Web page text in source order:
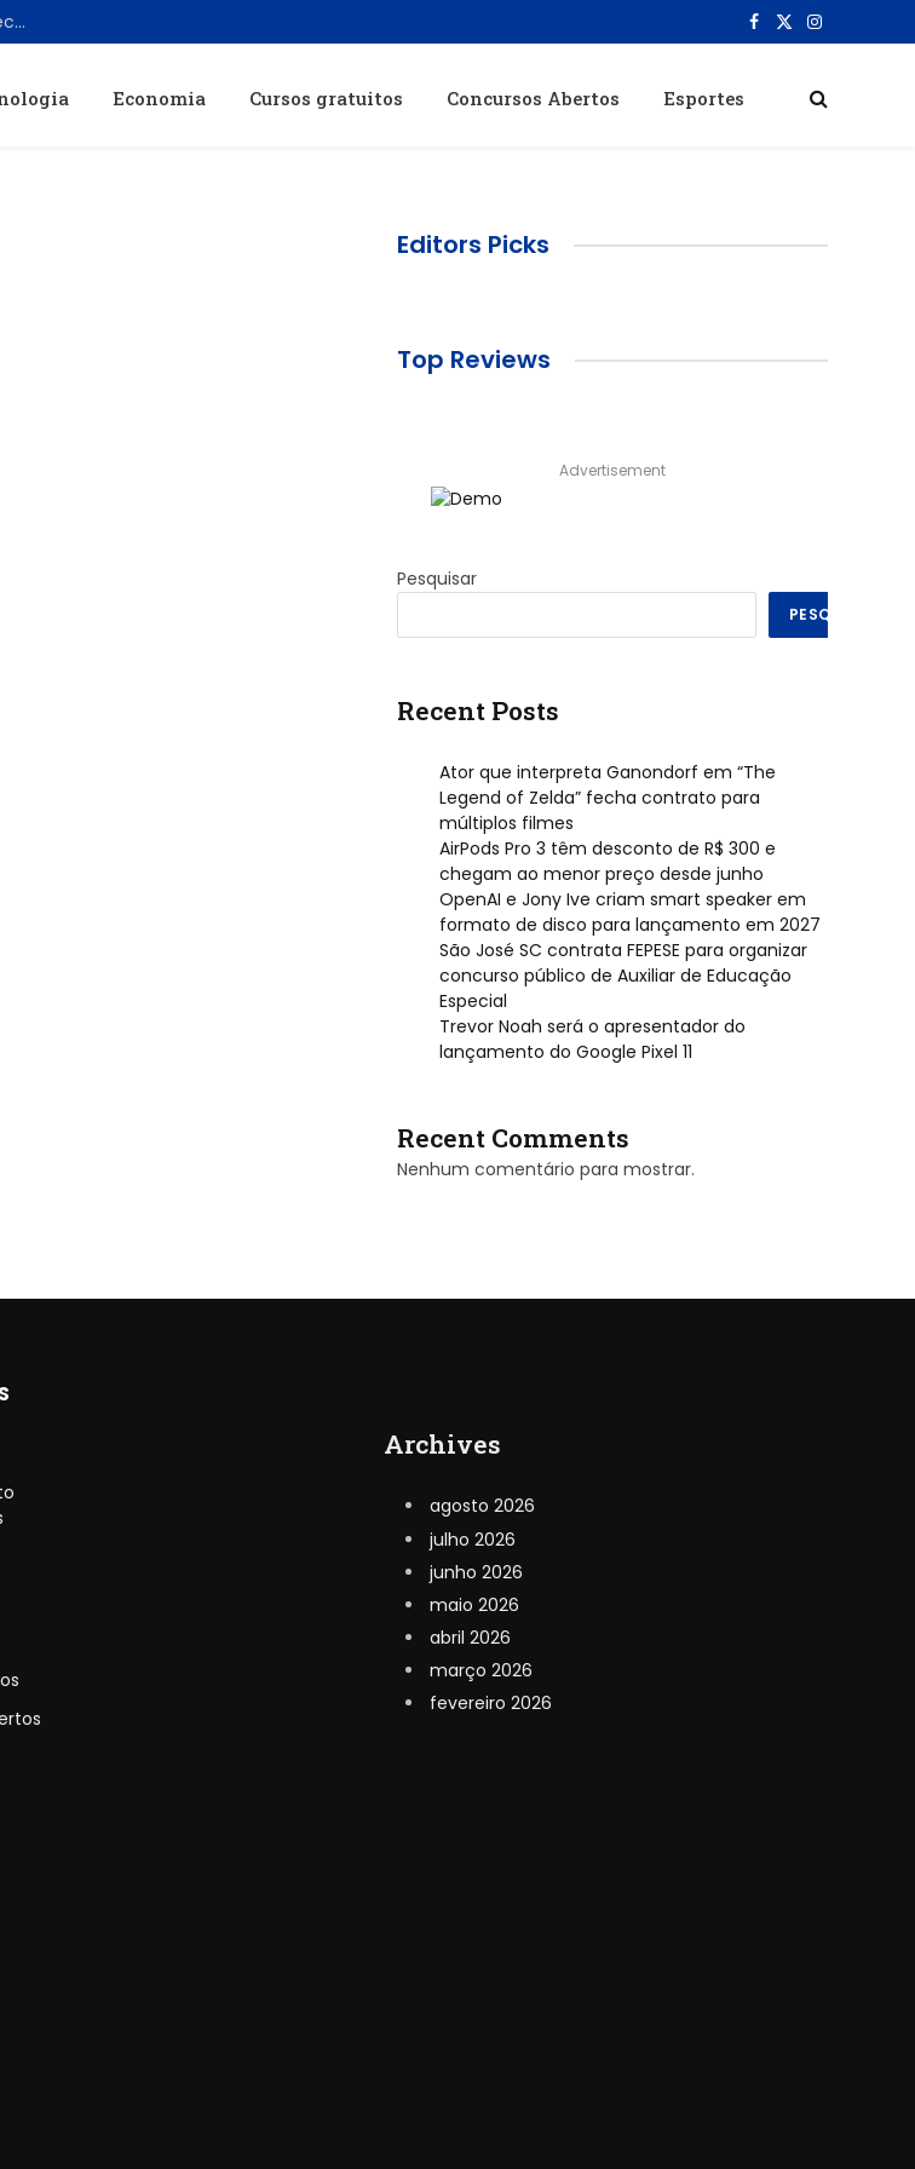
Ator que interpreta Ganondorf em “The Legend of Zelda” fecha contrato para múltiplos filmes Facebook
X
Instagram
Economia Cursos gratuitos Concursos Abertos Esportes
Editors Picks
Top Reviews
Advertisement
Pesquisar
PESQUISAR
Recent Posts
Ator que interpreta Ganondorf em “The
Legend of Zelda” fecha contrato para
múltiplos filmes
AirPods Pro 3 têm desconto de R$ 300 e
chegam ao menor preço desde junho
OpenAI e Jony Ive criam smart speaker em
formato de disco para lançamento em 2027
São José SC contrata FEPESE para organizar
concurso público de Auxiliar de Educação
Especial
Trevor Noah será o apresentador do
lançamento do Google Pixel 11
Recent Comments
Nenhum comentário para mostrar.
Archives
agosto 2026
julho 2026
junho 2026
maio 2026
abril 2026
março 2026
fevereiro 2026